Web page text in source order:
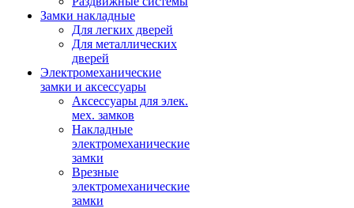
Замки накладные
Для легких дверей
Для металлических
дверей
Электромеханические
замки и аксессуары
Аксессуары для элек.
мех. замков
Накладные
электромеханические
замки
Врезные
электромеханические
замки